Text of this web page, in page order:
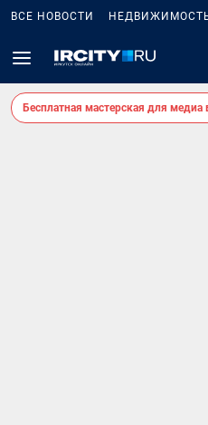
ВСЕ НОВОСТИ
Бесплатная мастерская для медиа